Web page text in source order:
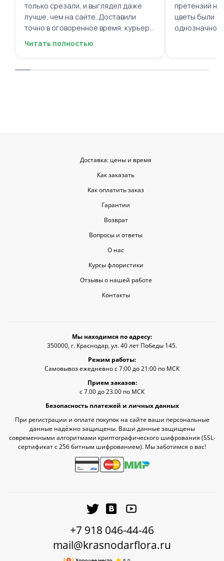
только срезали, и выглядел даже
лучше, чем на сайте. Доставили
точно в оговоренное время, курьер
вежливый, ещё и открытку с тёплыми
приятными. Однозначно буду
Читать полностью
претензий
цветы были
однозначно.
Доставка: цены и время
Как заказать
Как оплатить заказ
Гарантии
Возврат
Вопросы и ответы
О нас
Курсы флористики
Отзывы о нашей работе
Контакты
Мы находимся по адресу:
350000, г. Краснодар, ул. 40 лет Победы 145.
Режим работы:
Самовывоз ежедневно с 7:00 до 21:00 по МСК
Прием заказов:
с 7.00 до 23.00 по МСК
Безопасность платежей и личных данных
При регистрации и оплате покупок на сайте ваши персональные
данные надёжно защищены. Ваши данные защищены
современными алгоритмами криптографического шифрования (SSL-
сертификат c 256 битным шифрованием). Мы заботимся о вас!
+7 918 046-44-46
mail@krasnodarflora.ru